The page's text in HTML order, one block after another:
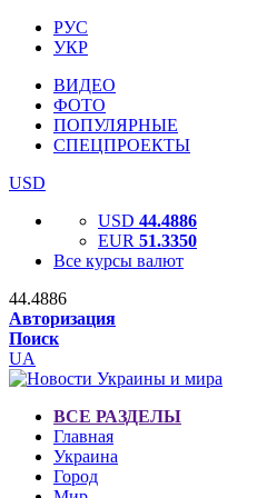
РУС
УКР
ВИДЕО
ФОТО
ПОПУЛЯРНЫЕ
СПЕЦПРОЕКТЫ
USD
USD 44.4886
EUR 51.3350
Все курсы валют
44.4886
Авторизация
Поиск
UA
ВСЕ РАЗДЕЛЫ
Главная
Украина
Город